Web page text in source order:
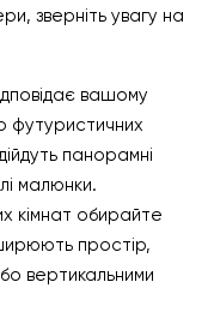
зверніть увагу на
вашому
футуристичних
панорамні
малюнки.
кімнат обирайте
простір,
вертикальними